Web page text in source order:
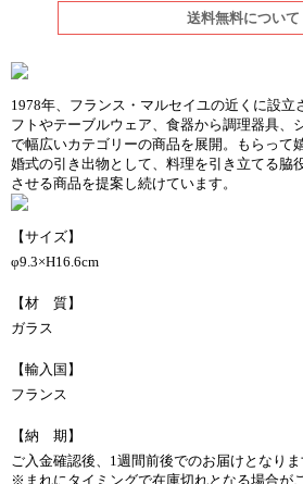
送料無料について
1978年、フランス・マルセイユの近くに設立
フトやテーブルウェア、食器から調理器具、
で幅広いカテゴリーの商品を展開。もらって
婚式の引き出物として、料理を引き立てる脇
させる商品を提案し続けています。
【サイズ】
φ9.3×H16.6cm
【材 質】
ガラス
【輸入国】
フランス
【納 期】
ご入金確認後、1週間前後でのお届けとなりま
※まれにタイミングで在庫切れとなる場合が